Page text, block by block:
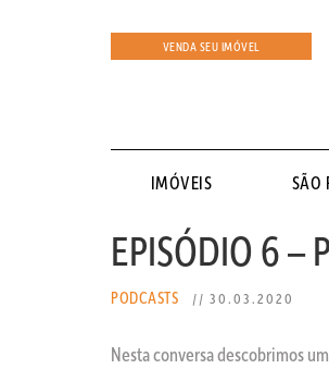
VENDA SEU IMÓVEL
IMÓVEIS SÃO
EPISÓDIO 6 –
PODCASTS // 30.03.2020
Nesta conversa descobrimos